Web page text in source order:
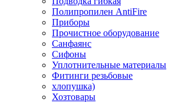
Полипропилен AntiFire
Приборы
Прочистное оборудование
Санфаянс
Сифоны
Уплотнительные материалы
Фитинги резьбовые
хлопушка)
Хозтовары